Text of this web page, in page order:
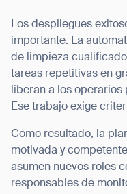
Los despliegues
importante. La
de limpieza
tareas repetitivas en
liberan a los operarios
Ese trabajo exige
Como resultado, la
motivada y
asumen nuevos roles
responsables de